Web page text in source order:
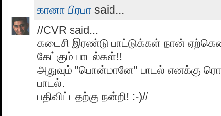
கானா பிரபா said...
//CVR said...
கடைசி இரண்டு பாட்டுக்கள் நான்
கேட்கும் பாடல்கள்!!
அதுவும் "பொன்மானே" பாடல் எனக்கு
பாடல்.
பதிவிட்டதற்கு நன்றி! :-)//